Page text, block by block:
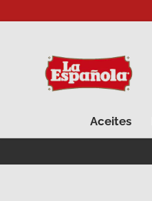
Ir al contenido
Aceites